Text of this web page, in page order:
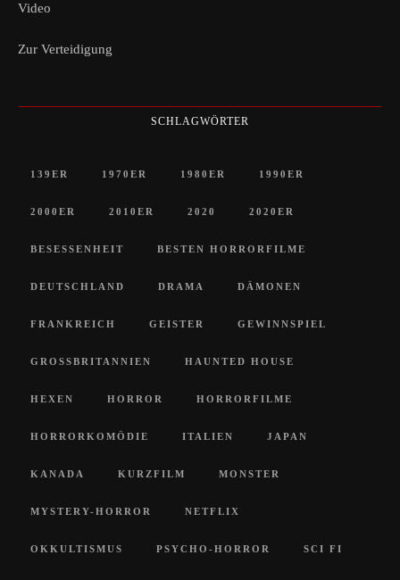
Video
Zur Verteidigung
SCHLAGWÖRTER
139ER 1970ER 1980ER 1990ER
2000ER 2010ER 2020 2020ER
BESESSENHEIT BESTEN HORRORFILME
DEUTSCHLAND DRAMA DÄMONEN
FRANKREICH GEISTER GEWINNSPIEL
GROSSBRITANNIEN HAUNTED HOUSE
HEXEN HORROR HORRORFILME
HORRORKOMÖDIE ITALIEN JAPAN
KANADA KURZFILM MONSTER
MYSTERY-HORROR NETFLIX
OKKULTISMUS PSYCHO-HORROR SCI FI